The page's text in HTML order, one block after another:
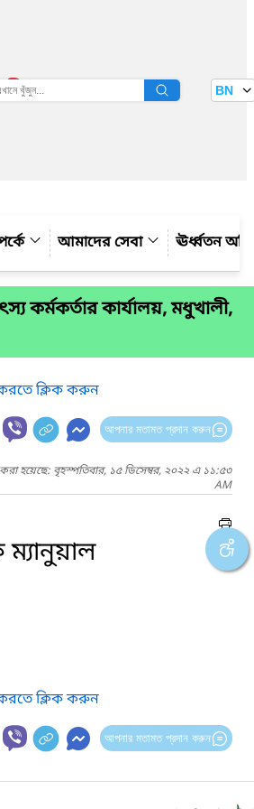
তথ্য বাতায়ন BN
আমাদের সেবা ঊর্ধ্বতন
কর্মকর্তার কার্যালয়, মধুখালী,
ক্লিক করুন
আপনার মতামত প্রদান করুন
হয়েছে: বৃহস্পতিবার, ১৫ ডিসেম্বর, ২০২২ এ ১১:৫৩
AM
ক্লিক করুন
আপনার মতামত প্রদান করুন